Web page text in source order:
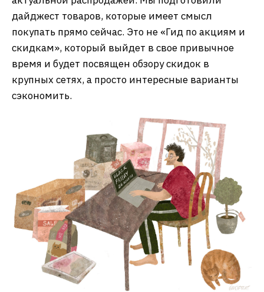
дайджест товаров, которые имеет смысл
покупать прямо сейчас. Это не «Гид по акциям и
скидкам», который выйдет в свое привычное
время и будет посвящен обзору скидок в
крупных сетях, а просто интересные варианты
сэкономить.